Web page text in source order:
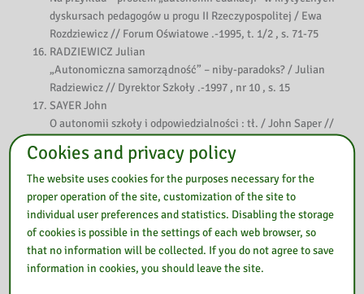
dyskursach pedagogów u progu II Rzeczypospolitej / Ewa
Rozdziewicz // Forum Oświatowe .-1995, t. 1/2 , s. 71-75
RADZIEWICZ Julian
„Autonomiczna samorządność” – niby-paradoks? / Julian
Radziewicz // Dyrektor Szkoły .-1997 , nr 10 , s. 15
SAYER John
O autonomii szkoły i odpowiedzialności : tł. / John Saper //
SKUBACZ Alicja
Gdzie są granice autonomii szkół? / Alicja Skubacz, Jerzy Duda
// Dyrektor Szkoły .-1997 , nr 10 , s. 29-32
STRYCHARSKA Berta
Autorska Szkoła Samorozwoju we Wrocławiu jako placówka
autonomiczna / Berta Strycharska // Edukacja .-1998 , nr 4 , s.
15-19
Cookies and privacy policy
The website uses cookies for the purposes necessary for the
proper operation of the site, customization of the site to
individual user preferences and statistics. Disabling the storage
of cookies is possible in the settings of each web browser, so
that no information will be collected. If you do not agree to save
information in cookies, you should leave the site.